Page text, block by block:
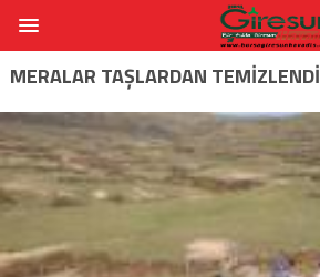
MERALAR TAŞLARDAN TEMIZLENDI